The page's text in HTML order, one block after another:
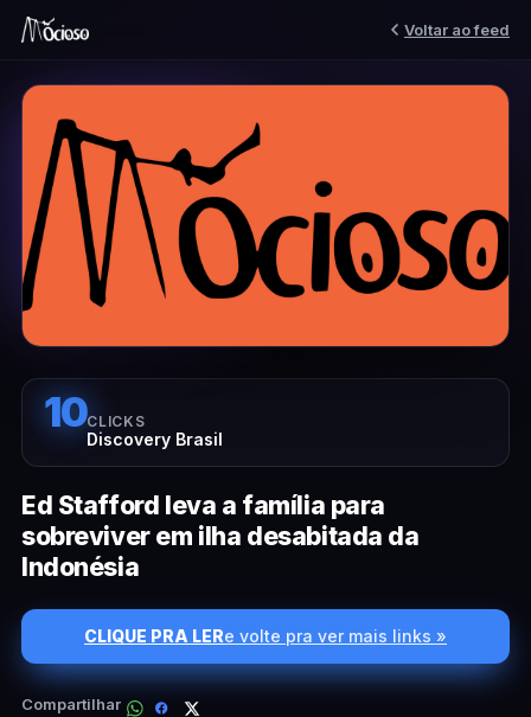
Voltar ao feed
10CLICKS
Discovery Brasil
Ed Stafford leva a família para
sobreviver em ilha desabitada da
Indonésia
CLIQUE PRA LERe volte pra ver mais links »
Compartilhar